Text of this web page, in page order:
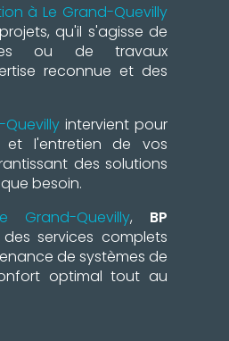
à Le Grand-Quevilly
qu'il s'agisse de
ou de travaux
reconnue et des
intervient pour
et l'entretien de vos
des solutions
besoin.
Grand-Quevilly, BP
services complets
de systèmes de
optimal tout au